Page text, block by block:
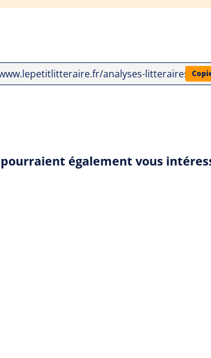
analyses-litteraires/
également vous